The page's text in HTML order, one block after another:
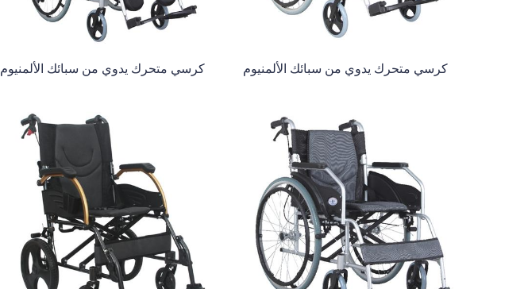
كرسي متحرك يدوي من سبائك الألمنيوم كرسي متحرك يدوي من سبائك الألمنيوم